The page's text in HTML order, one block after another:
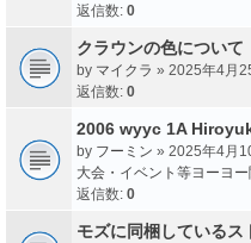
返信数: 0
クラウンの色について
by マイクラ » 2025年4月
返信数: 0
2006 wyyc 1A
by フーミン » 2025年4月
大会・イベント等ヨーヨ
返信数: 0
モズに同梱しているス